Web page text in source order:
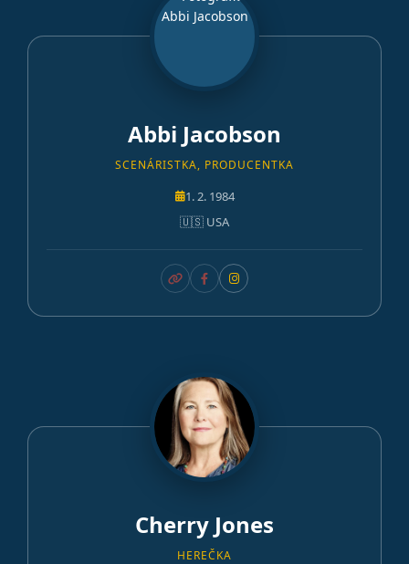
Abbi Jacobson
SCENÁRISTKA, PRODUCENTKA
1. 2. 1984
🇺🇸 USA
Cherry Jones
HEREČKA